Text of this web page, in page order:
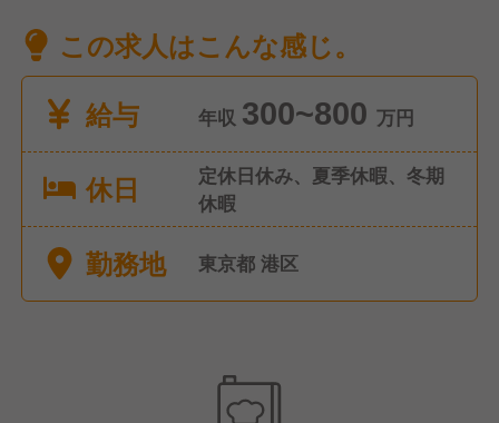
この求人はこんな感じ。
給与
年収 300~800 万円
休日
定休日休み、夏季休暇、冬期
休暇
勤務地 東京都 港区